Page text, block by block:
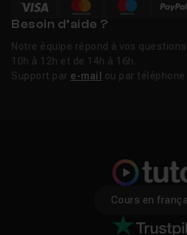
Besoin d’aide ?
Notre équipe répond à vos
10h à 12h et de 14h à 16h.
Support par e-mail ou par téléphone
Cours en